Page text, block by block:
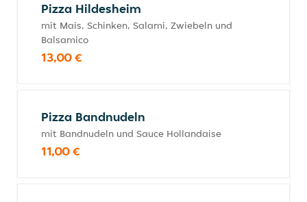
Pizza Hildesheim
mit Mais, Schinken, Salami, Zwiebeln und
Balsamico
13,00 €
Pizza Bandnudeln
mit Bandnudeln und Sauce Hollandaise
11,00 €